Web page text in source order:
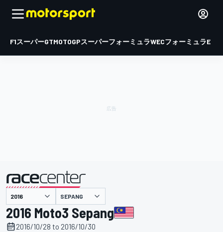
F1スーパーGTMOTOGPスーパーフォーミュラWECフォーミュラE
主催 SEPANG
2016 Moto3 Sepang
2016/10/28 to 2016/10/30